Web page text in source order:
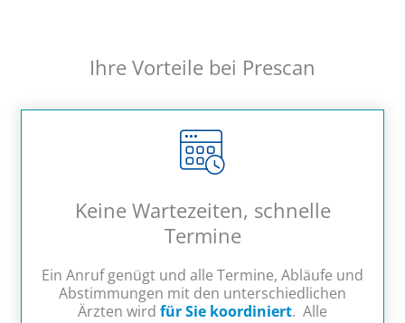
”
ich, wie gesund ich bin und auf was ich achten sollte!
Ihre Vorteile bei Prescan
Keine Wartezeiten, schnelle
Termine
Ein Anruf genügt und alle Termine, Abläufe und
Abstimmungen mit den unterschiedlichen
Ärzten wird für Sie koordiniert. Alle